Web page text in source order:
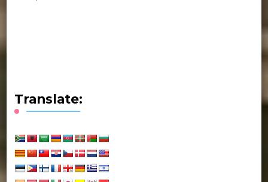
Translate: